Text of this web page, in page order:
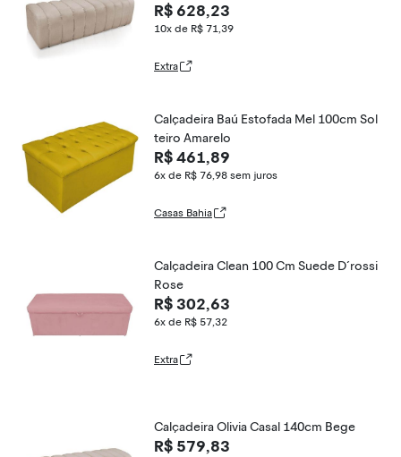
R$ 628,23
10x de R$ 71,39
Extra
Calçadeira Baú Estofada Mel 100cm Sol
teiro Amarelo
R$ 461,89
6x de R$ 76,98 sem juros
Casas Bahia
Calçadeira Clean 100 Cm Suede D´rossi
Rose
R$ 302,63
6x de R$ 57,32
Extra
Calçadeira Olivia Casal 140cm Bege
R$ 579,83